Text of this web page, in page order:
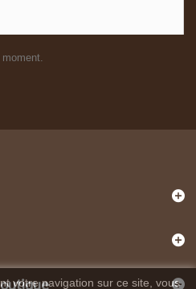
votre navigation sur ce site, vous